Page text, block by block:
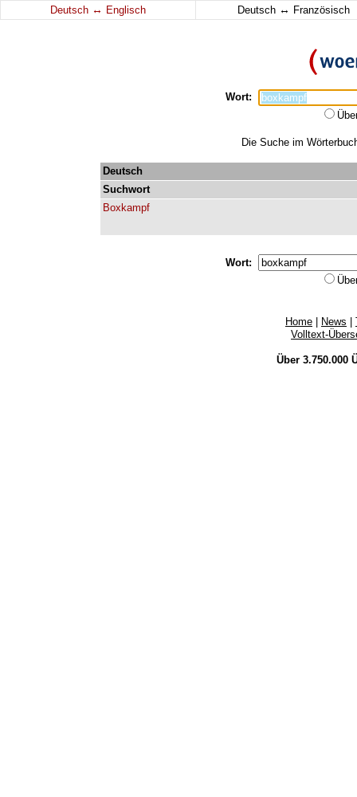
Deutsch ↔ Englisch Deutsch ↔ Französisch
Wort:
Die Suche im
Deutsch
Suchwort
Boxkampf
Wort:
Home News
Volltext-
Über 3.750.000